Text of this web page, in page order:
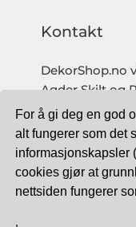
For å gi deg en god
alt fungerer som det
informasjonskapsler
cookies gjør at
nettsiden fungerer
Kontakt
DekorShop.no
Agder Skilt og
Org. nr: 997
Tlf: 959 32 123
09.00 - 16.00